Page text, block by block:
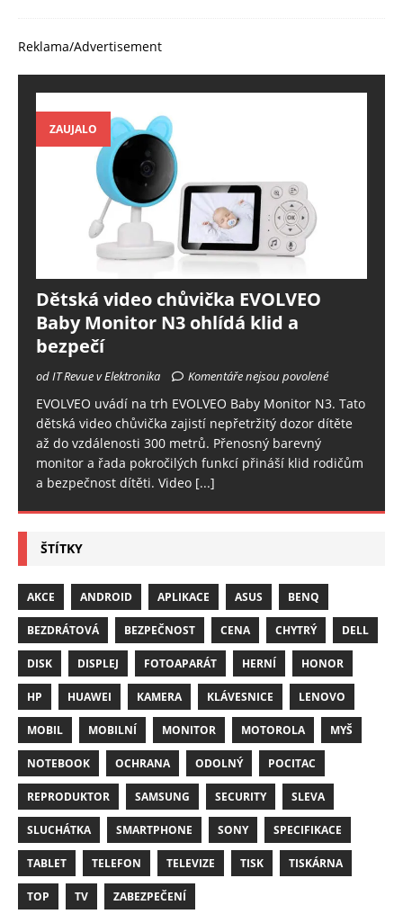
Reklama/Advertisement
ZAUJALO
Dětská video chůvička EVOLVEO
Baby Monitor N3 ohlídá klid a
bezpečí
od IT Revue v Elektronika Komentáře nejsou povolené
EVOLVEO uvádí na trh EVOLVEO Baby Monitor N3. Tato
dětská video chůvička zajistí nepřetržitý dozor dítěte
až do vzdálenosti 300 metrů. Přenosný barevný
monitor a řada pokročilých funkcí přináší klid rodičům
a bezpečnost dítěti. Video [...]
ŠTÍTKY
AKCE ANDROID APLIKACE ASUS BENQ
BEZDRÁTOVÁ BEZPEČNOST CENA CHYTRÝ DELL
DISK DISPLEJ FOTOAPARÁT HERNÍ HONOR
HP HUAWEI KAMERA KLÁVESNICE LENOVO
MOBIL MOBILNÍ MONITOR MOTOROLA MYŠ
NOTEBOOK OCHRANA ODOLNÝ POCITAC
REPRODUKTOR SAMSUNG SECURITY SLEVA
SLUCHÁTKA SMARTPHONE SONY SPECIFIKACE
TABLET TELEFON TELEVIZE TISK TISKÁRNA
TOP TV ZABEZPEČENÍ